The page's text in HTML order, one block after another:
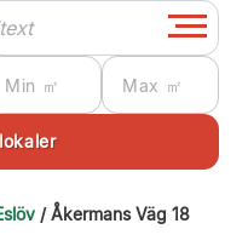
/ Åkermans Väg 18